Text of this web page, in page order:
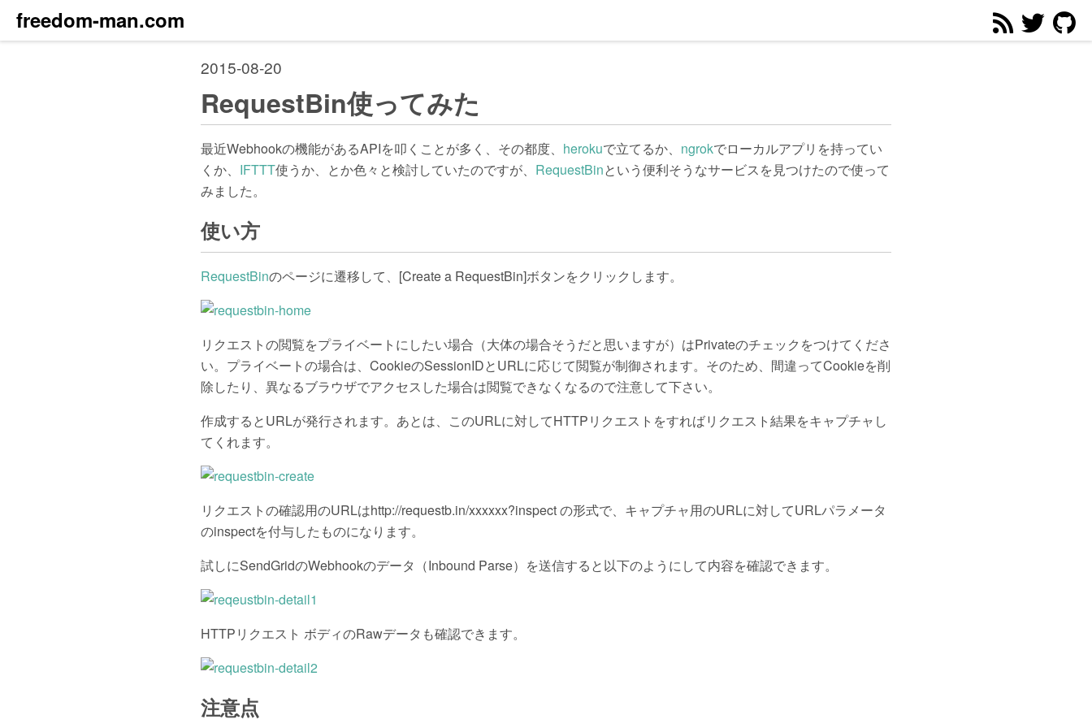
freedom-man.com
2015-08-20
RequestBin使ってみた
最近Webhookの機能があるAPIを叩くことが多く、その都度、 herokuで立てるか、 ngrokでローカルアプリを持ってい
くか、 IFTTT使うか、とか色々と検討していたのですが、 RequestBinという便利そうなサービスを見つけたので使って
みました。
使い方
RequestBinのページに遷移して、[Create a RequestBin]ボタンをクリックします。
リクエストの閲覧をプライベートにしたい場合（大体の場合そうだと思いますが）はPrivateのチェックをつけてくださ
い。プライベートの場合は、CookieのSessionIDとURLに応じて閲覧が制御されます。そのため、間違ってCookieを削
除したり、異なるブラウザでアクセスした場合は閲覧できなくなるので注意して下さい。
作成するとURLが発行されます。あとは、このURLに対してHTTPリクエストをすればリクエスト結果をキャプチャし
てくれます。
リクエストの確認用のURLはhttp://requestb.in/xxxxxx?inspect の形式で、キャプチャ用のURLに対してURLパラメータ
のinspectを付与したものになります。
試しにSendGridのWebhookのデータ（Inbound Parse）を送信すると以下のようにして内容を確認できます。
HTTPリクエスト ボディのRawデータも確認できます。
注意点